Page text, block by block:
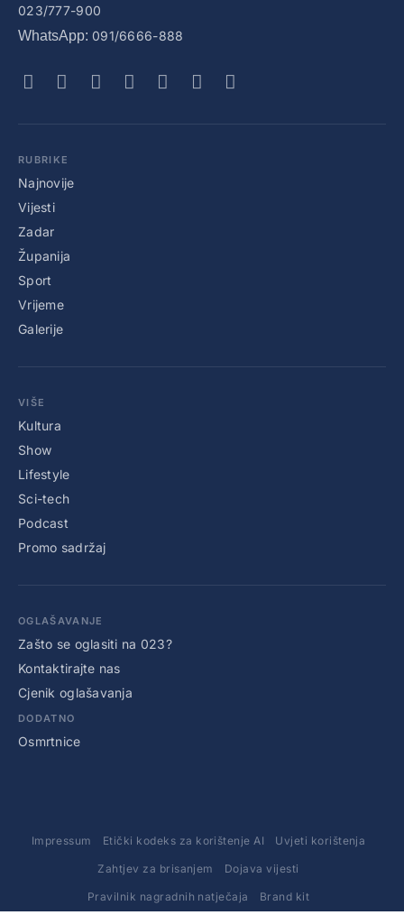
023/777-900
WhatsApp: 091/6666-888
RUBRIKE
Najnovije
Vijesti
Zadar
Županija
Sport
Vrijeme
Galerije
VIŠE
Kultura
Show
Lifestyle
Sci-tech
Podcast
Promo sadržaj
OGLAŠAVANJE
Zašto se oglasiti na 023?
Kontaktirajte nas
Cjenik oglašavanja
DODATNO
Osmrtnice
Impressum Etički kodeks za korištenje AI Uvjeti korištenja
Zahtjev za brisanjem Dojava vijesti
Pravilnik nagradnih natječaja Brand kit